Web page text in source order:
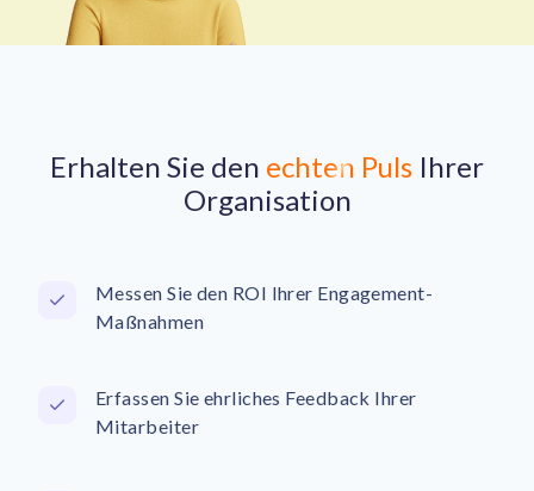
Erhalten Sie den echten Puls Ihrer
Organisation
Messen Sie den ROI Ihrer Engagement-
Maßnahmen
Erfassen Sie ehrliches Feedback Ihrer
Mitarbeiter